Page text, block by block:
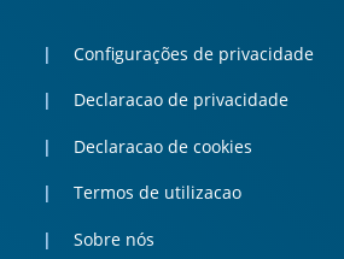
Configurações de privacidade
Declaracao de privacidade
Declaracao de cookies
Termos de utilizacao
Sobre nós